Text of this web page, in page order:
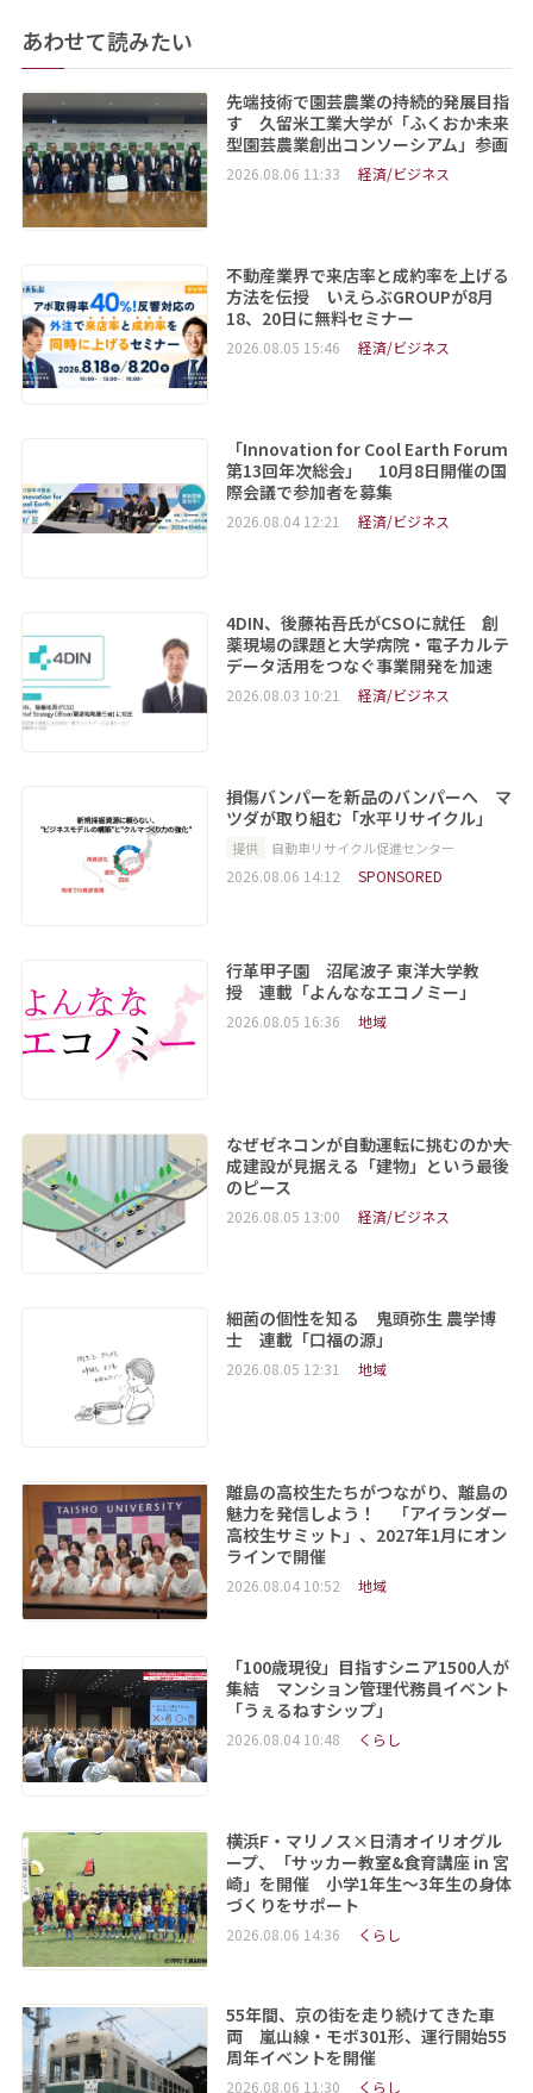
あわせて読みたい
先端技術で園芸農業の持続的発展目指
す 久留米工業大学が「ふくおか未来
型園芸農業創出コンソーシアム」参画
2026.08.06 11:33 経済/ビジネス
不動産業界で来店率と成約率を上げる
方法を伝授 いえらぶGROUPが8月
18、20日に無料セミナー
2026.08.05 15:46 経済/ビジネス
「Innovation for Cool Earth Forum
第13回年次総会」 10月8日開催の国
際会議で参加者を募集
2026.08.04 12:21 経済/ビジネス
4DIN、後藤祐吾氏がCSOに就任 創
薬現場の課題と大学病院・電子カルテ
データ活用をつなぐ事業開発を加速
2026.08.03 10:21 経済/ビジネス
損傷バンパーを新品のバンパーへ マ
ツダが取り組む「水平リサイクル」
提供 自動車リサイクル促進センター
2026.08.06 14:12 SPONSORED
行革甲子園 沼尾波子 東洋大学教
授 連載「よんななエコノミー」
2026.08.05 16:36 地域
なぜゼネコンが自動運転に挑むのか――大
成建設が見据える「建物」という最後
のピース
2026.08.05 13:00 経済/ビジネス
細菌の個性を知る 鬼頭弥生 農学博
士 連載「口福の源」
2026.08.05 12:31 地域
離島の高校生たちがつながり、離島の
魅力を発信しよう！ 「アイランダー
高校生サミット」、2027年1月にオン
ラインで開催
2026.08.04 10:52 地域
「100歳現役」目指すシニア1500人が
集結 マンション管理代務員イベント
「うぇるねすシップ」
2026.08.04 10:48 くらし
横浜F・マリノス×日清オイリオグル
ープ、「サッカー教室&食育講座 in 宮
崎」を開催 小学1年生～3年生の身体
づくりをサポート
2026.08.06 14:36 くらし
55年間、京の街を走り続けてきた車
両 嵐山線・モボ301形、運行開始55
周年イベントを開催
2026.08.06 11:30 くらし